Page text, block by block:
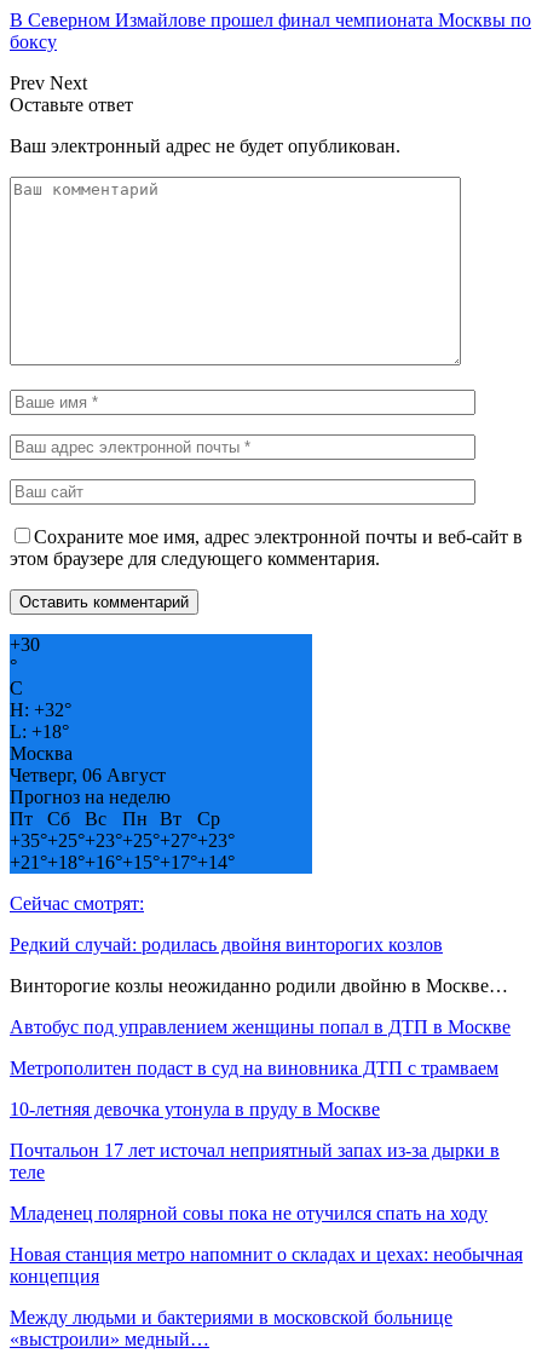
В Северном Измайлове прошел финал чемпионата Москвы по
боксу
Prev Next
Оставьте ответ
Ваш электронный адрес не будет опубликован.
Сохраните мое имя, адрес электронной почты и веб-сайт в
этом браузере для следующего комментария.
+30
°
C
H: +32°
L: +18°
Москва
Четверг, 06 Август
Прогноз на неделю
Пт
Сб Вс Пн Вт
Ср
+35°+25°+23°+25°+27°+23°
+21°+18°+16°+15°+17°+14°
Сейчас смотрят:
Редкий случай: родилась двойня винторогих козлов
Винторогие козлы неожиданно родили двойню в Москве…
Автобус под управлением женщины попал в ДТП в Москве
Метрополитен подаст в суд на виновника ДТП с трамваем
10-летняя девочка утонула в пруду в Москве
Почтальон 17 лет источал неприятный запах из-за дырки в
теле
Младенец полярной совы пока не отучился спать на ходу
Новая станция метро напомнит о складах и цехах: необычная
концепция
Между людьми и бактериями в московской больнице
«выстроили» медный…